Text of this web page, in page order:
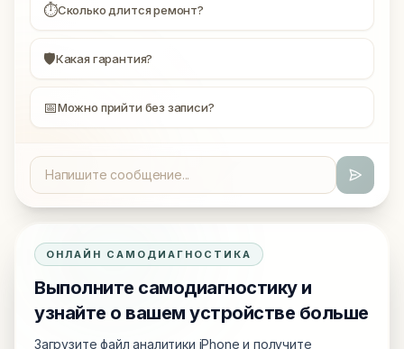
⏱Сколько длится ремонт?
🛡Какая гарантия?
📅Можно прийти без записи?
ОНЛАЙН САМОДИАГНОСТИКА
Выполните самодиагностику и
узнайте о вашем устройстве больше
Загрузите файл аналитики iPhone и получите